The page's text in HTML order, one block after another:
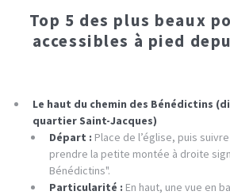
Top 5 des plus beaux
accessibles à pied
Le haut du chemin des Bénédictins
quartier Saint-Jacques)
Départ : Place de l’église, puis
prendre la petite montée à droite
Bénédictins".
Particularité : En haut, une vue en